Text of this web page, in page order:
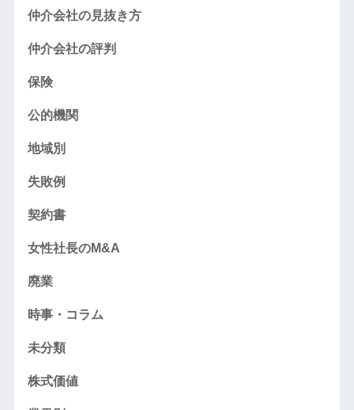
仲介会社の見抜き方
仲介会社の評判
保険
公的機関
地域別
失敗例
契約書
女性社長のM&A
廃業
時事・コラム
未分類
株式価値